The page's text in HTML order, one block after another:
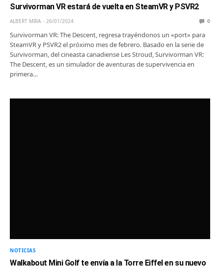
Survivorman VR estará de vuelta en SteamVR y PSVR2
ALBERT MIRA 26/01/2024 0
Survivorman VR: The Descent, regresa trayéndonos un «port» para
SteamVR y PSVR2 el próximo mes de febrero. Basado en la serie de
Survivorman, del cineasta canadiense Les Stroud, Survivorman VR:
The Descent, es un simulador de aventuras de supervivencia en
primera…
NOTICIAS
Walkabout Mini Golf te envía a la Torre Eiffel en su nuevo